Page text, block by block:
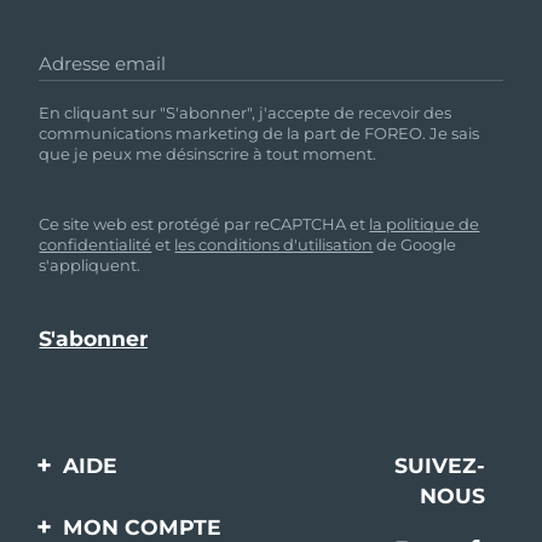
Adresse email
En cliquant sur "S'abonner", j'accepte de recevoir des
communications marketing de la part de FOREO. Je sais
que je peux me désinscrire à tout moment.
Ce site web est protégé par reCAPTCHA et la politique de
confidentialité et les conditions d'utilisation de Google
s'appliquent.
AIDE
Contactez-nous
SUIVEZ-
NOUS
MON COMPTE